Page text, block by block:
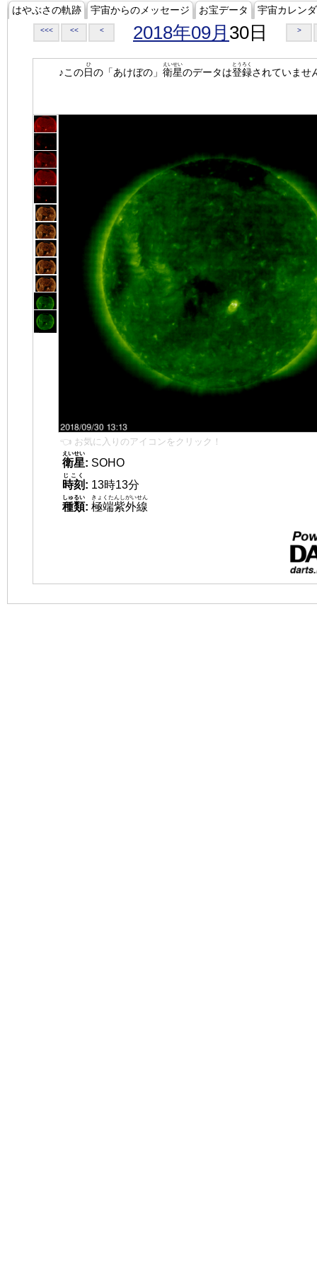
はやぶさの軌跡 宇宙からのメッセージ お宝データ 宇宙カレン
<<< << < 2018年09月 30日 >
♪この日
ひ
の「あけぼの」 衛星
えいせい
のデータは登録
とうろく
されていませ
👈 お気に入りのアイコンをクリック！
衛星
えいせい
: SOHO
時刻
じこく
: 13時13分
種類
しゅるい
: 極端紫外線
きょくたんしがいせん